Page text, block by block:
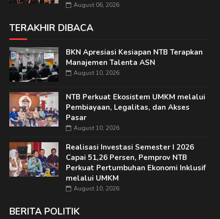
August 06, 2026
TERAKHIR DIBACA
BKN Apresiasi Kesiapan NTB Terapkan
Manajemen Talenta ASN
August 10, 2026
NTB Perkuat Ekosistem UMKM melalui
Pembiayaan, Legalitas, dan Akses
Pasar
August 10, 2026
Realisasi Investasi Semester I 2026
Capai 51,26 Persen, Pemprov NTB
Perkuat Pertumbuhan Ekonomi Inklusif
melalui UMKM
August 10, 2026
BERITA POLITIK